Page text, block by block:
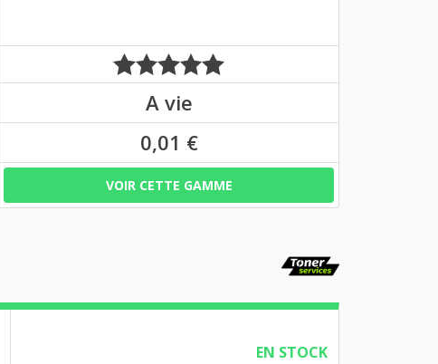
A vie
0,01 €
VOIR CETTE GAMME
EN STOCK